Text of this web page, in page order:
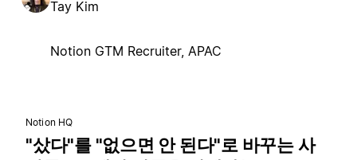
Tay Kim
Notion GTM Recruiter, APAC
Notion HQ
"샀다"를 "없으면 안 된다"로 바꾸는 사